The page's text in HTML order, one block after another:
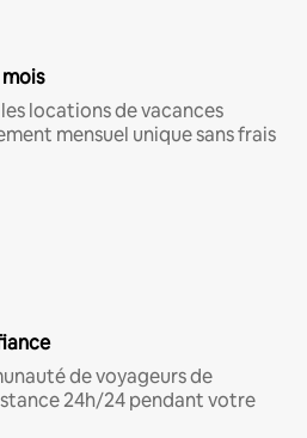
locations de vacances
mensuel unique sans frais
de voyageurs de
24h/24 pendant votre